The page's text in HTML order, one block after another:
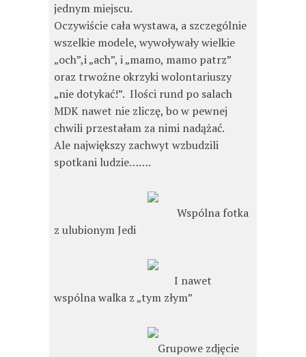
jednym miejscu.
Oczywiście cała wystawa, a szczególnie
wszelkie modele, wywoływały wielkie
„och”,i „ach”, i „mamo, mamo patrz”
oraz trwożne okrzyki wolontariuszy
„nie dotykać!”. Ilości rund po salach
MDK nawet nie zliczę, bo w pewnej
chwili przestałam za nimi nadążać.
Ale największy zachwyt wzbudzili
spotkani ludzie…….
Wspólna fotka
z ulubionym Jedi
I nawet
wspólna walka z „tym złym”
Grupowe zdjęcie